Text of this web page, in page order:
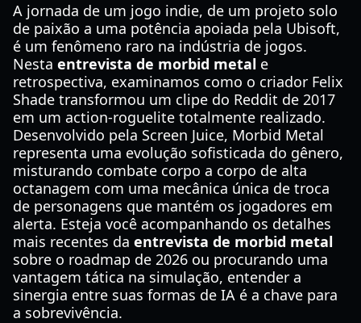
A jornada de um jogo indie, de um projeto solo
de paixão a uma potência apoiada pela Ubisoft,
é um fenômeno raro na indústria de jogos.
Nesta entrevista de morbid metal e
retrospectiva, examinamos como o criador Felix
Shade transformou um clipe do Reddit de 2017
em um action-roguelite totalmente realizado.
Desenvolvido pela Screen Juice, Morbid Metal
representa uma evolução sofisticada do gênero,
misturando combate corpo a corpo de alta
octanagem com uma mecânica única de troca
de personagens que mantém os jogadores em
alerta. Esteja você acompanhando os detalhes
mais recentes da entrevista de morbid metal
sobre o roadmap de 2026 ou procurando uma
vantagem tática na simulação, entender a
sinergia entre suas formas de IA é a chave para
a sobrevivência.